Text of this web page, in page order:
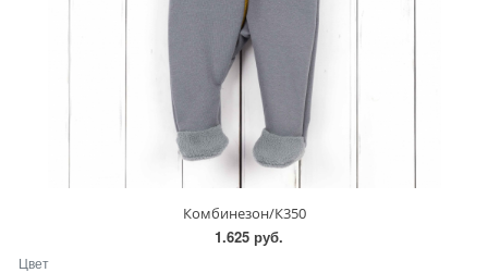
Комбинезон/К350
1.625 руб.
Цвет